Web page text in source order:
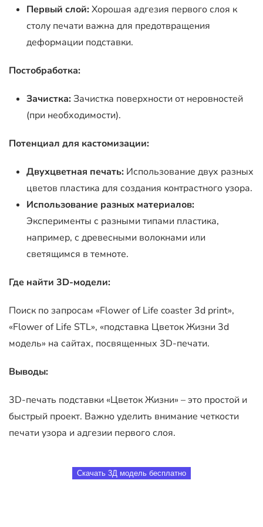
Первый слой:Хорошая адгезия первого слоя к
столу печати важна для предотвращения
деформации подставки.
Постобработка:
Зачистка:Зачистка поверхности от неровностей
(при необходимости).
Потенциал для кастомизации:
Двухцветная печать: Использование двух разных
цветов пластика для создания контрастного узора.
Использование разных материалов:
Эксперименты с разными типами пластика,
например, с древесными волокнами или
светящимся в темноте.
Где найти 3D-модели:
Поиск по запросам «Flower of Life coaster 3d print»,
«Flower of Life STL», «подставка Цветок Жизни 3d
модель» на сайтах, посвященных 3D-печати.
Выводы:
3D-печать подставки «Цветок Жизни» – это простой и
быстрый проект. Важно уделить внимание четкости
печати узора и адгезии первого слоя.
Скачать 3Д модель бесплатно